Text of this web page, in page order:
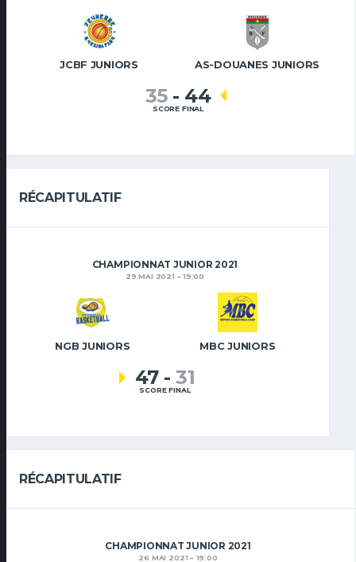
JCBF JUNIORS AS-DOUANES JUNIORS
35 - 44
SCORE FINAL
RÉCAPITULATIF
CHAMPIONNAT JUNIOR 2021
29 MAI 2021 19:00
NGB JUNIORS MBC JUNIORS
47 - 31
SCORE FINAL
RÉCAPITULATIF
CHAMPIONNAT JUNIOR 2021
26 MAI 2021 19:00